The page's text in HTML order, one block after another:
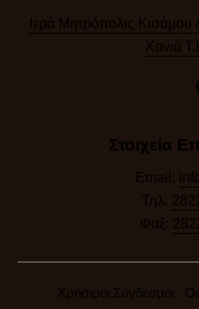
Ιερά Μητρόπολις
Χανιά
Στοιχεία
Email:
Τηλ:
Φαξ:
Χρήσιμοι Σύνδεσμοι